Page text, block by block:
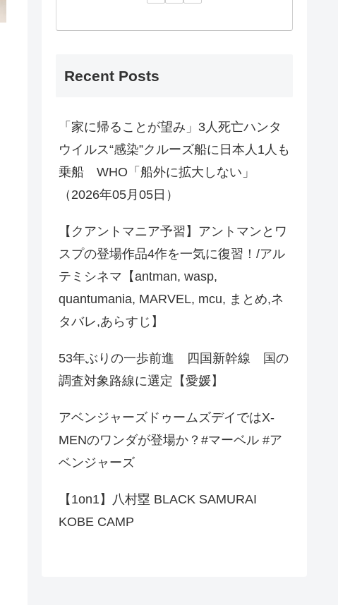
Recent Posts
「家に帰ることが望み」3人死亡ハンタ
ウイルス“感染”クルーズ船に日本人1人も
乗船 WHO「船外に拡大しない」
（2026年05月05日）
【クアントマニア予習】アントマンとワ
スプの登場作品4作を一気に復習！/アル
テミシネマ【antman, wasp,
quantumania, MARVEL, mcu, まとめ,ネ
タバレ,あらすじ】
53年ぶりの一歩前進 四国新幹線 国の
調査対象路線に選定【愛媛】
アベンジャーズドゥームズデイではX-
MENのワンダが登場か？#マーベル #ア
ベンジャーズ
【1on1】八村塁 BLACK SAMURAI
KOBE CAMP